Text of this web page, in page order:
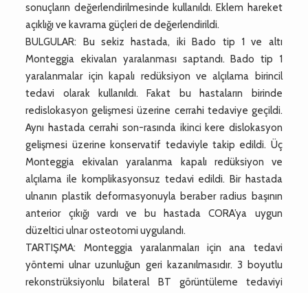
sonuçların değerlendirilmesinde kullanıldı. Eklem hareket
açıklığı ve kavrama güçleri de değerlendirildi.
BULGULAR: Bu sekiz hastada, iki Bado tip 1 ve altı
Monteggia ekivalan yaralanması saptandı. Bado tip 1
yaralanmalar için kapalı redüksiyon ve alçılama birincil
tedavi olarak kullanıldı. Fakat bu hastaların birinde
redislokasyon gelişmesi üzerine cerrahi tedaviye geçildi.
Aynı hastada cerrahi son-rasında ikinci kere dislokasyon
gelişmesi üzerine konservatif tedaviyle takip edildi. Üç
Monteggia ekivalan yaralanma kapalı redüksiyon ve
alçılama ile komplikasyonsuz tedavi edildi. Bir hastada
ulnanın plastik deformasyonuyla beraber radius başının
anterior çıkığı vardı ve bu hastada CORA’ya uygun
düzeltici ulnar osteotomi uygulandı.
TARTIŞMA: Monteggia yaralanmaları için ana tedavi
yöntemi ulnar uzunluğun geri kazanılmasıdır. 3 boyutlu
rekonstrüksiyonlu bilateral BT görüntüleme tedaviyi